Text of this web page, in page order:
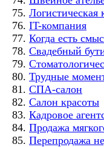
Логистическая
IT-компания
Когда есть
Свадебный
Трудные
СПА-салон
Салон красоты
Кадровое
Продажа
Перепродажа